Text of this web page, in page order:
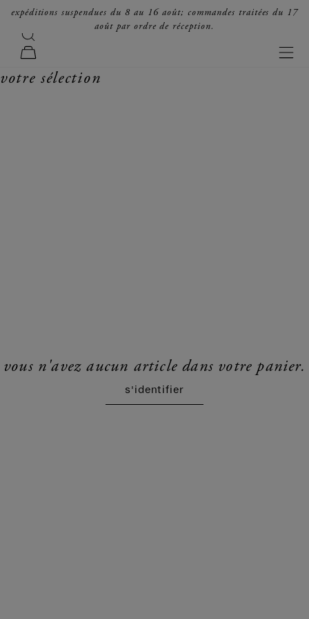
passer au contenu
expéditions suspendues du 8 au 16 août; commandes traitées du 17
août par ordre de réception.
forte_forte
recherche
panier
votre sélection
vous n'avez aucun article dans votre panier.
s'identifier